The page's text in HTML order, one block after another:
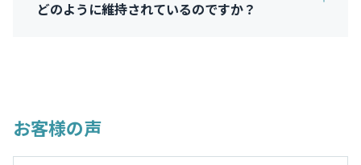
どのように維持されているのですか？
お客様の声